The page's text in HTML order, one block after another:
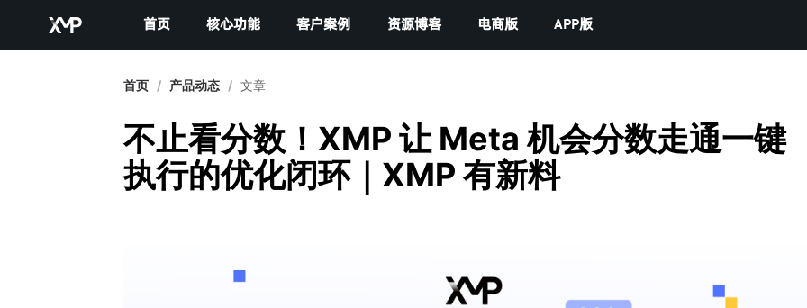
首页 核心功能 客户案例 资源博客 电商版 APP版
首页 / 产品动态 / 文章
不止看分数！XMP 让 Meta 机会分数走通一键
执行的优化闭环｜XMP 有新料